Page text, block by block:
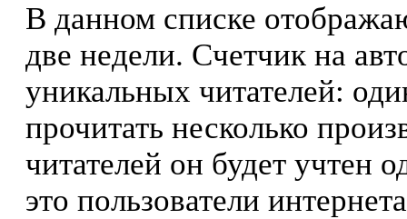
В данном списке
две недели. Счетчик на
уникальных читателей:
прочитать несколько
читателей он будет учтен
это пользователи